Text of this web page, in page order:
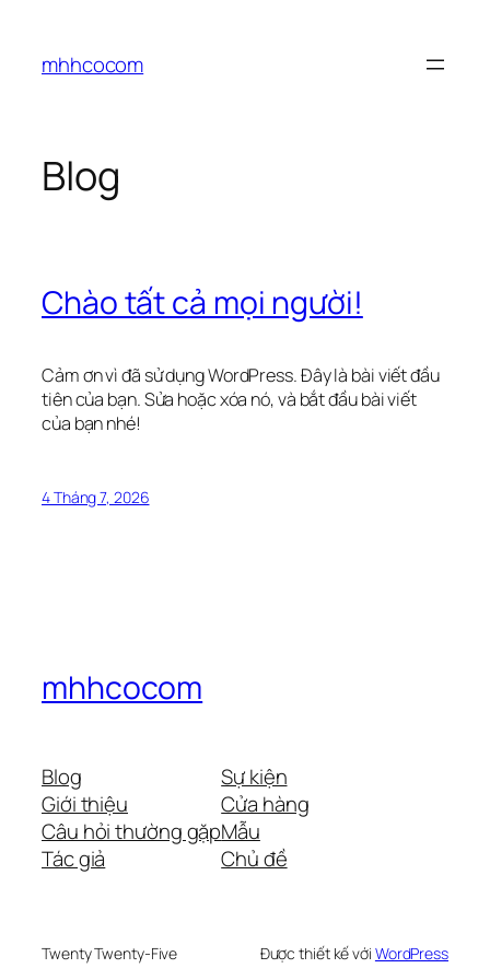
phầnmhhcocom
Blog
Chào tất cả mọi người!
Cảm ơn vì đã sử dụng WordPress. Đây là bài viết đầu
tiên của bạn. Sửa hoặc xóa nó, và bắt đầu bài viết
của bạn nhé!
4 Tháng 7, 2026
mhhcocom
Blog
Giới thiệu
Câu hỏi thường gặp
Tác giả
Sự kiện
Cửa hàng
Mẫu
Chủ đề
Twenty Twenty-Five Được thiết kế với WordPress